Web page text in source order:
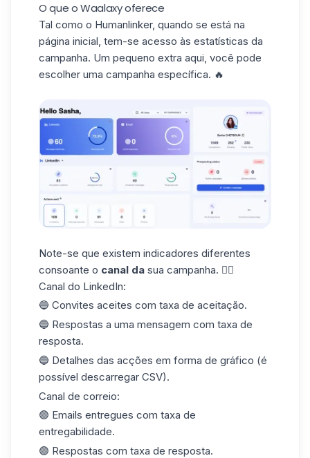
O que o Waalaxy oferece
Tal como o Humanlinker, quando se está na
página inicial, tem-se acesso às estatísticas da
campanha. Um pequeno extra aqui, você pode
escolher uma campanha específica. 🔥
Note-se que existem indicadores diferentes
consoante o canal da sua campanha. 👇🏼
Canal do LinkedIn:
🔵 Convites aceites com taxa de aceitação.
🔵 Respostas a uma mensagem com taxa de
resposta.
🔵 Detalhes das acções em forma de gráfico (é
possível descarregar CSV).
Canal de correio:
🟣 Emails entregues com taxa de
entregabilidade.
🟣 Respostas com taxa de resposta.